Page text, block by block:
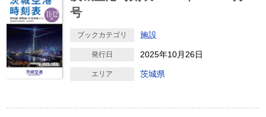
号
ブックカテゴリ 施設
発行日 2025年10月26日
エリア 茨城県